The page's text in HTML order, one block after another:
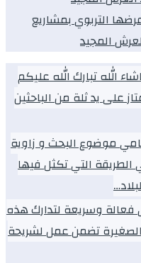
التربوي بمشاريع
المجيد
الله تبارك الله عليكم
على يد ثلة من الباحثين
موضوع البحث و زاوية
التي تكثل فيها
فعالة وسريعة لتدارك هذه
تضمن عمل لشريحة